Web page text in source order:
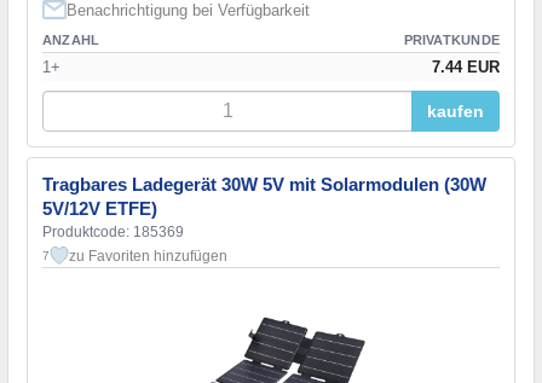
Benachrichtigung bei Verfügbarkeit
ANZAHL PRIVATKUNDE
1+ 7.44 EUR
kaufen
Tragbares Ladegerät 30W 5V mit Solarmodulen (30W
5V/12V ETFE)
Produktcode: 185369
7 zu Favoriten hinzufügen